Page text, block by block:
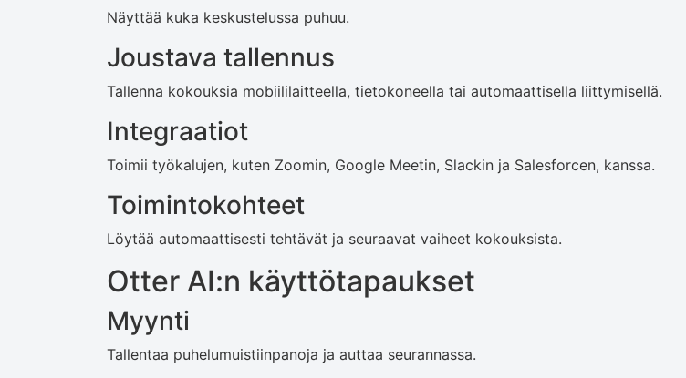
Näyttää kuka keskustelussa puhuu.
Joustava tallennus
Tallenna kokouksia mobiililaitteella, tietokoneella tai automaattisella liittymisellä.
Integraatiot
Toimii työkalujen, kuten Zoomin, Google Meetin, Slackin ja Salesforcen, kanssa.
Toimintokohteet
Löytää automaattisesti tehtävät ja seuraavat vaiheet kokouksista.
Otter AI:n käyttötapaukset
Myynti
Tallentaa puhelumuistiinpanoja ja auttaa seurannassa.